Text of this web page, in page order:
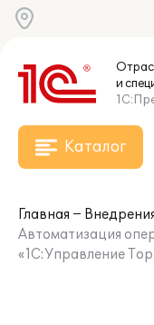
и
Каталог
Главная
Автоматизация
«1С:Управление